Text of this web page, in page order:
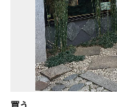
買う